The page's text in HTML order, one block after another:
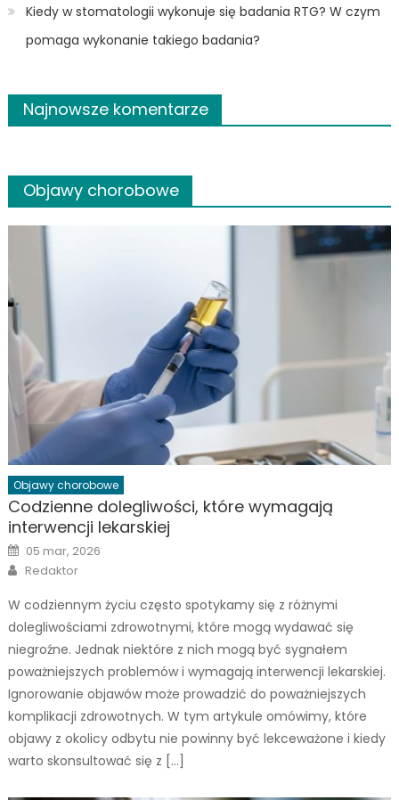
Kiedy w stomatologii wykonuje się badania RTG? W czym
pomaga wykonanie takiego badania?
Najnowsze komentarze
Objawy chorobowe
Objawy chorobowe
Codzienne dolegliwości, które wymagają
interwencji lekarskiej
Posted
on
05 mar, 2026
Author
Redaktor
W codziennym życiu często spotykamy się z różnymi
dolegliwościami zdrowotnymi, które mogą wydawać się
niegroźne. Jednak niektóre z nich mogą być sygnałem
poważniejszych problemów i wymagają interwencji lekarskiej.
Ignorowanie objawów może prowadzić do poważniejszych
komplikacji zdrowotnych. W tym artykule omówimy, które
objawy z okolicy odbytu nie powinny być lekceważone i kiedy
warto skonsultować się z […]